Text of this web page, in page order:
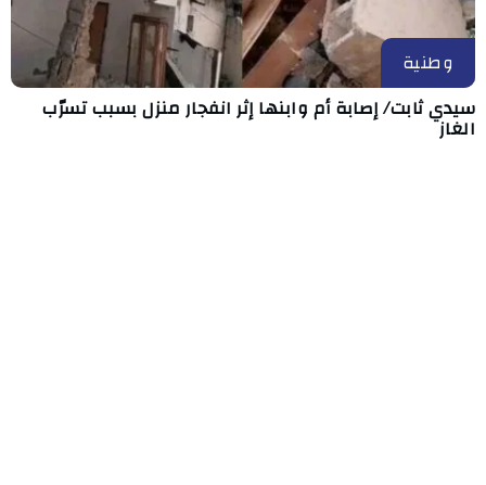
وطنية
سيدي ثابت/ إصابة أم وابنها إثر انفجار منزل بسبب تسرّب
الغاز